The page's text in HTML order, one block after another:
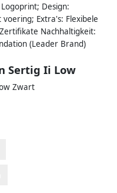
Design:
Extra's: Flexibele
Nachhaltigkeit:
(Leader Brand)
Sertig Ii Low
Zwart